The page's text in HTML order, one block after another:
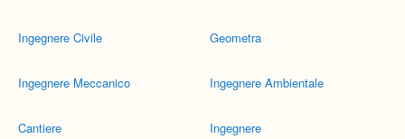
Ingegnere Civile
Ingegnere Meccanico
Cantiere
Geometra
Ingegnere Ambientale
Ingegnere